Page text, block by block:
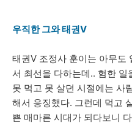
우직한 그와 태권V
태권V 조정사 훈이는 아무도
서 최선을 다하는데.. 험한 일
못 먹고 못 살던 시절에는 사
해서 응징했다. 그런데 먹고
쁜 매마른 시대가 되다보니